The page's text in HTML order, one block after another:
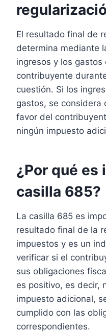
El resultado final de
determina mediante
ingresos y los
contribuyente
cuestión. Si los
gastos, se considera
favor del
ningún impuesto
¿Por qué es
casilla 685?
La casilla 685 es
resultado final de la
impuestos y es un
verificar si el
sus obligaciones
es positivo, es decir,
impuesto adicional,
cumplido con las
correspondientes.